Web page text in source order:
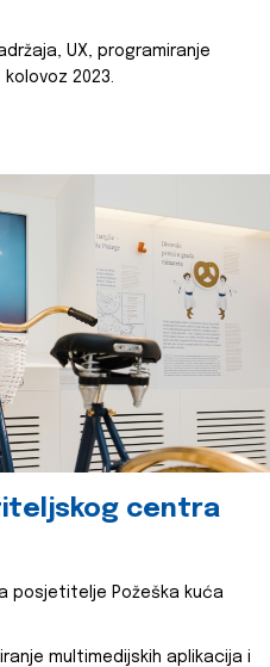
UX, programiranje
kolovoz 2023.
centra
posjetitelje Požeška kuća
multimedijskih aplikacija i